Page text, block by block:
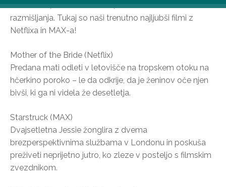
lahkotnem, zabavnem filmu, ki ne zahteva veliko
razmišljanja. Tukaj so naši trenutno najljubši filmi z
Netflixa in MAX-a!
Mother of the Bride (Netflix)
Predana mati odleti v letovišče na tropskem otoku na
hčerkino poroko – le da odkrije, da je ženinov oče njen
bivši, ki ga ni videla že desetletja.
Starstruck (MAX)
Dvajsetletna Jessie žonglira z dvema
brezperspektivnima službama v Londonu in poskuša
preživeti neprijetno jutro, ko zleze v posteljo s filmskim
zvezdnikom.